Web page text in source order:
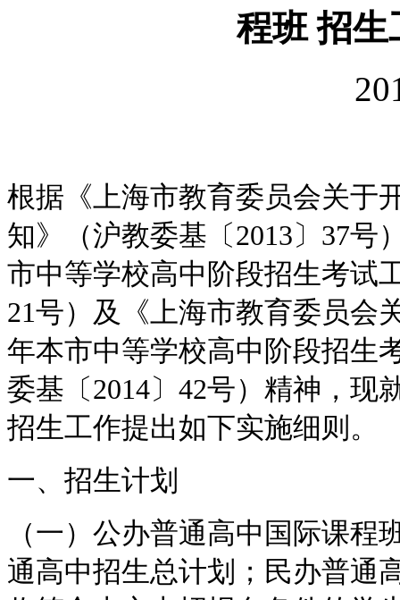
程班 招生
根据《上海市教育委员会关于
知》（沪教委基〔2013〕37号
市中等学校高中阶段招生考试
21号）及《上海市教育委员会
年本市中等学校高中阶段招生
委基〔2014〕42号）精神，现
招生工作提出如下实施细则。
一、招生计划
（一）公办普通高中国际课
通高中招生总计划；民办普通